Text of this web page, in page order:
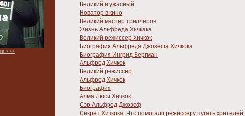
>>>
Великий и ужасный
Новатор в кино
Великий мастер триллеров
Жизнь Альфреда Хичкака
Великий режиссер Хичкок
Биография Альфреда Джозефа Хичкока
Биография Ингрид Бергман
Альфред Хичкок
Великий режиссёр
Альфред Хичкок
Биография
Алма Люси Хичкок
Сэр Альфред Джозеф
Секрет Хичкока. Что помогало режиссеру пугать зрителей.